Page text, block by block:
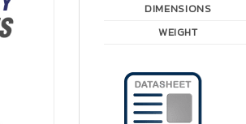
DIMENSIONS
WEIGHT